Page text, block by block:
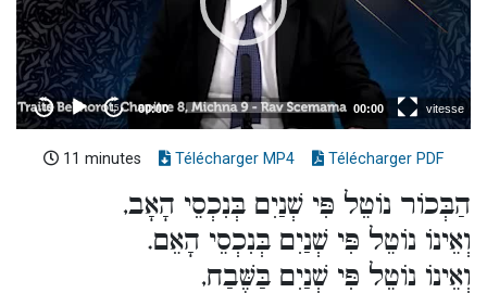
11 minutes Télécharger MP4 Télécharger PDF
הַבְּכוֹר נוֹטֵל פִּי שְׁנַיִם בְּנִכְסֵי הָאָב,
וְאֵינוֹ נוֹטֵל פִּי שְׁנַיִם בְּנִכְסֵי הָאֵם.
וְאֵינוֹ נוֹטֵל פִּי שְׁנַיִם בַּשֶּׁבַח,